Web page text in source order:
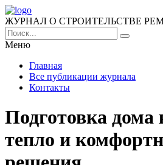
ЖУРНАЛ О СТРОИТЕЛЬСТВЕ
Меню
Главная
Все публикации журнала
Контакты
Подготовка дома
тепло и